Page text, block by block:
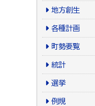
地方創生
各種計画
町勢要覧
統計
選挙
例規